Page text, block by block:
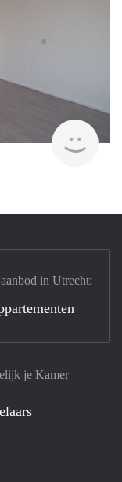
je Kamer
in Utrecht: